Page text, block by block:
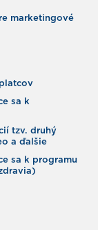
marketingové
sa k
tzv. druhý
a ďalšie
sa k programu